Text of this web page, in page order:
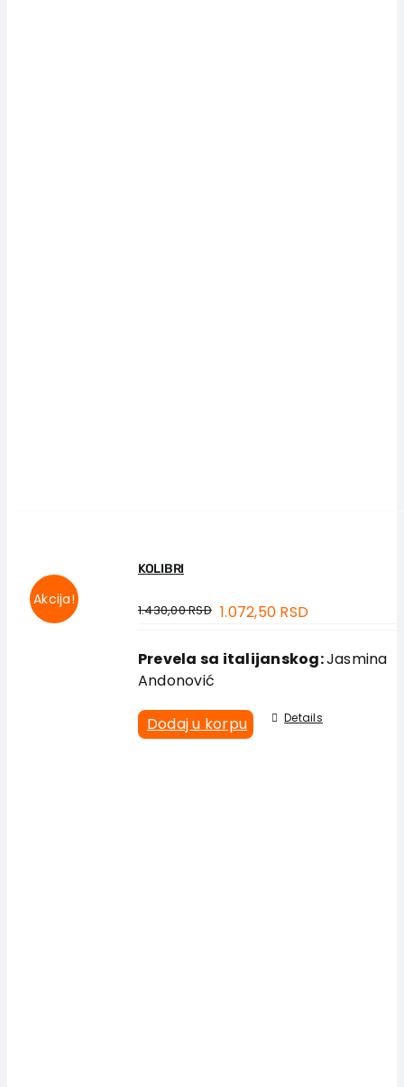
Akcija!
KOLIBRI
1.430,00RSD 1.072,50 RSD
Prevela sa italijanskog:Jasmina
Andonović
Dodaj u korpu Details